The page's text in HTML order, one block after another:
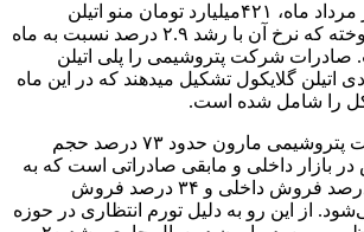
شرکت پتروشیمی در مرداد ماه، ۴٢١میلیارد تومان منو اتیلن
گلایکول صادراتی فروخته که نرخ آن با رشد ٢.٩ درصد نسبت به ماه
پتروشیمی را پلی اتیلن
تشکیل میدهند که در این ماه
گفتنی است در شرکت پتروشیمی مارون حدود ۷۳ درصد حجم
و مابقی صادراتی است که به
لحاظ ریالی نیز، ۶۶ درصد فروش داخلی و ۳۴ درصد فروش
به دلیل تورم انتظاری در حوزه